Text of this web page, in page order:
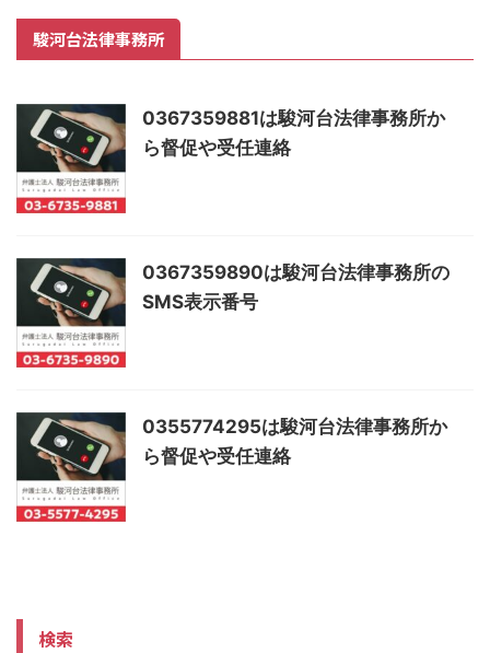
駿河台法律事務所
0367359881は駿河台法律事務所か
ら督促や受任連絡
0367359890は駿河台法律事務所の
SMS表示番号
0355774295は駿河台法律事務所か
ら督促や受任連絡
検索